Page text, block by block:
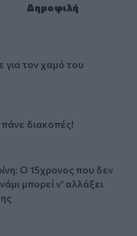
Δημοφιλή
τον χαμό του
διακοπές!
Ο 15χρονος που δεν
μπορεί ν' αλλάξει